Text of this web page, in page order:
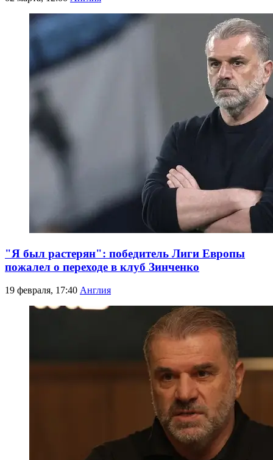
"Я был растерян": победитель Лиги Европы
пожалел о переходе в клуб Зинченко
19 февраля, 17:40 Англия